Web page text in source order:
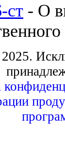
ст - О